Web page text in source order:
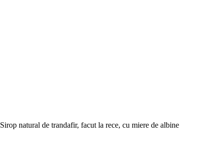
Sirop natural de trandafir, facut la rece, cu miere de albine